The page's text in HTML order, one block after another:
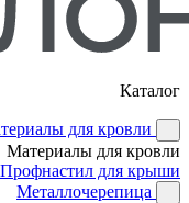
Каталог
для кровли
Материалы для кровли
Профнастил для крыши
Металлочерепица